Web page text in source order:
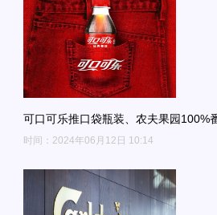
可口可乐推口袋瓶装、农夫果园100%
时间：2024年06月12日 10:14